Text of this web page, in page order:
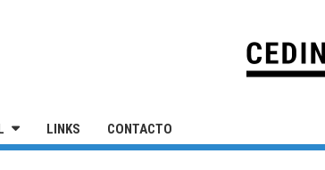
LINKS CONTACTO